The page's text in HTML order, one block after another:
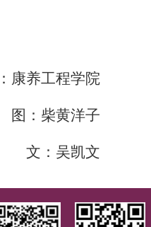
康养工程学院
图：柴黄洋子
文：吴凯文